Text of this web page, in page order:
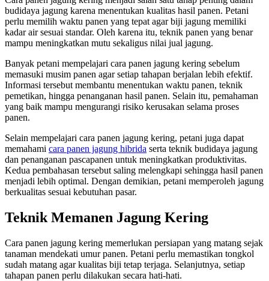
budidaya jagung karena menentukan kualitas hasil panen. Petani
perlu memilih waktu panen yang tepat agar biji jagung memiliki
kadar air sesuai standar. Oleh karena itu, teknik panen yang benar
mampu meningkatkan mutu sekaligus nilai jual jagung.
Banyak petani mempelajari cara panen jagung kering sebelum
memasuki musim panen agar setiap tahapan berjalan lebih efektif.
Informasi tersebut membantu menentukan waktu panen, teknik
pemetikan, hingga penanganan hasil panen. Selain itu, pemahaman
yang baik mampu mengurangi risiko kerusakan selama proses
panen.
Selain mempelajari cara panen jagung kering, petani juga dapat
memahami cara panen jagung hibrida serta teknik budidaya jagung
dan penanganan pascapanen untuk meningkatkan produktivitas.
Kedua pembahasan tersebut saling melengkapi sehingga hasil panen
menjadi lebih optimal. Dengan demikian, petani memperoleh jagung
berkualitas sesuai kebutuhan pasar.
Teknik Memanen Jagung Kering
Cara panen jagung kering memerlukan persiapan yang matang sejak
tanaman mendekati umur panen. Petani perlu memastikan tongkol
sudah matang agar kualitas biji tetap terjaga. Selanjutnya, setiap
tahapan panen perlu dilakukan secara hati-hati.